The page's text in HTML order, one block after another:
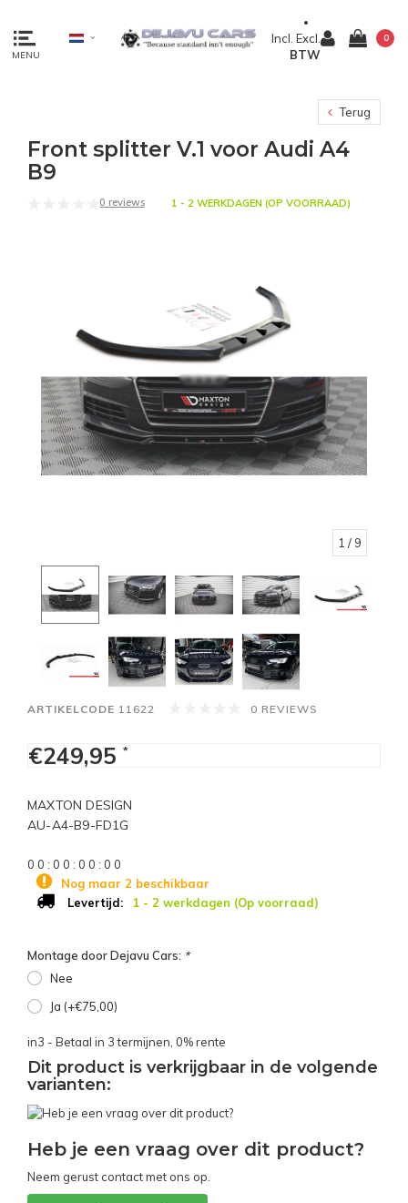
MENU
Incl. Excl.
BTW
0
Terug
Front splitter V.1 voor Audi A4
B9
0 reviews 1 - 2 WERKDAGEN (OP VOORRAAD)
1 / 9
ARTIKELCODE 11622 0 REVIEWS
€249,95 *
MAXTON DESIGN
AU-A4-B9-FD1G
0 0 : 0 0 : 0 0 : 0 0
Nog maar 2 beschikbaar
Levertijd:
1 - 2 werkdagen (Op voorraad)
Montage door Dejavu Cars: *
Nee
Ja (+€75,00)
in3 - Betaal in 3 termijnen, 0% rente
Dit product is verkrijgbaar in de volgende
varianten:
Heb je een vraag over dit product?
Neem gerust contact met ons op.